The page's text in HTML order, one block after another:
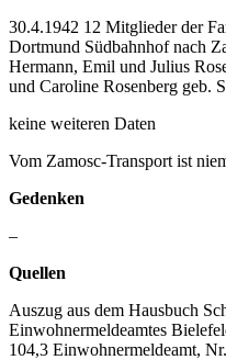
30.4.1942 12 Mitglieder der
Dortmund Südbahnhof nach
Hermann, Emil und Julius
und Caroline Rosenberg geb.
keine weiteren Daten
Vom Zamosc-Transport ist
Gedenken
–
Quellen
Auszug aus dem Hausbuch
Einwohnermeldeamtes
104,3 Einwohnermeldeamt,